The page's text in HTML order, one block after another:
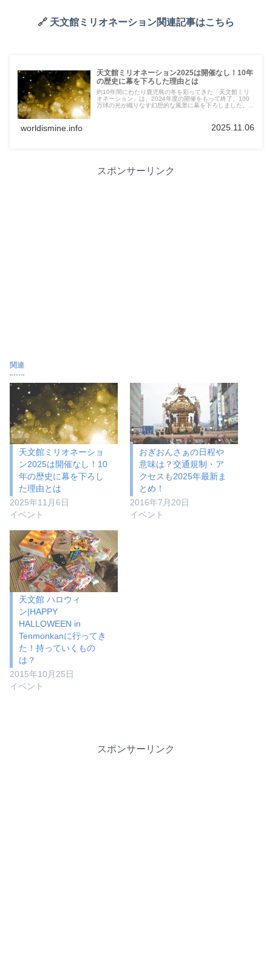
🔗 天文館ミリオネーション関連記事はこちら
天文館ミリオネーション2025は開催なし！10年
の歴史に幕を下ろした理由とは
約10年間にわたり鹿児島の冬を彩ってきた「天文館ミリ
オネーション」は、2024年度の開催をもって終了。100
万球の光が織りなす幻想的な風景に幕を下ろしました。終
worldismine.info 2025.11.06
スポンサーリンク
関連
天文館ミリオネーショ
ン2025は開催なし！10
年の歴史に幕を下ろし
た理由とは
2025年11月6日
イベント
おぎおんさぁの日程や
意味は？交通規制・ア
クセスも2025年最新ま
とめ！
2016年7月20日
イベント
天文館 ハロウィ
ン|HAPPY
HALLOWEEN in
Tenmonkanに行ってき
た！持っていくもの
は？
2015年10月25日
イベント
スポンサーリンク